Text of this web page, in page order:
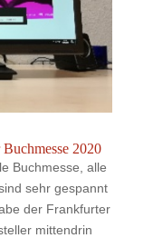
2020
Buchmesse, alle
sehr gespannt
der Frankfurter
mittendrin